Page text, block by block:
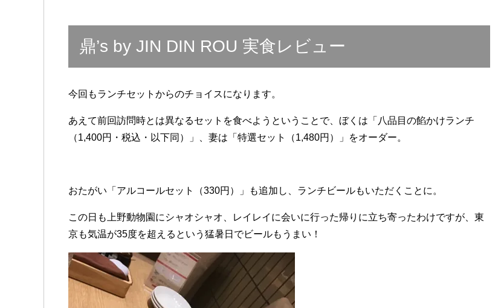
鼎’s by JIN DIN ROU 実食レビュー
今回もランチセットからのチョイスになります。
あえて前回訪問時とは異なるセットを食べようということで、ぼくは「八品目の餡かけランチ
（1,400円・税込・以下同）」、妻は「特選セット（1,480円）」をオーダー。
おたがい「アルコールセット（330円）」も追加し、ランチビールもいただくことに。
この日も上野動物園にシャオシャオ、レイレイに会いに行った帰りに立ち寄ったわけですが、東
京も気温が35度を超えるという猛暑日でビールもうまい！